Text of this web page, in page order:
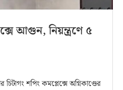
আগুন, নিয়ন্ত্রণে ৫
চিটাগং শপিং কমপ্লেক্সে অগ্নিকাণ্ডের